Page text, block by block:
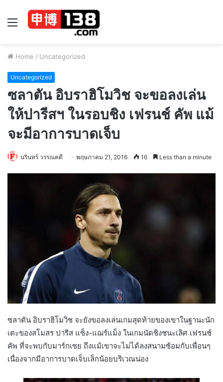
Menu
Home / Uncategorized
Uncategorized
ซลาตัน อิบราฮิโมวิช จะขอลงเล่น
ให้ปารีสฯ ในรอบชิง เฟรนช์ คัพ แม้
จะมีอาการบาดเจ็บ
นรินทร์ วรรณคดี พฤษภาคม 21, 2016 16 Less than a minute
ซลาตัน อิบราฮิโมวิช จะยังขอลงเล่นเกมสุดท้ายของเขาในฐานะนัก
เตะของสโมสร ปารีส แซ็ง-แฌร์แม็ง ในเกมนัดชิงชนะเลิศ เฟรนช์
คัพ ที่จะพบกับมาร์กเซย ถึงแม้เขาจะไม่ได้ลงสนามซ้อมกับเพื่อนๆ
เนื่องจากมีอาการบาดเจ็บเล็กน้อยบริเวณน่อง